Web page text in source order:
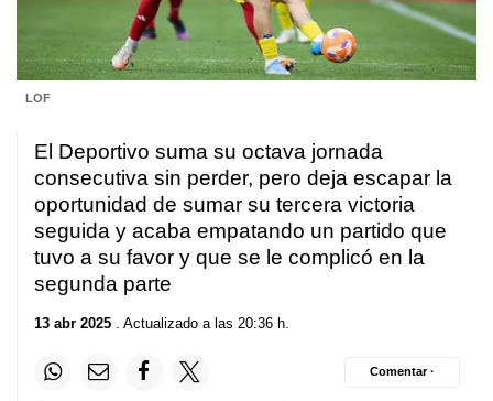
LOF
El Deportivo suma su octava jornada
consecutiva sin perder, pero deja escapar la
oportunidad de sumar su tercera victoria
seguida y acaba empatando un partido que
tuvo a su favor y que se le complicó en la
segunda parte
13 abr 2025 . Actualizado a las 20:36 h.
Comentar ·